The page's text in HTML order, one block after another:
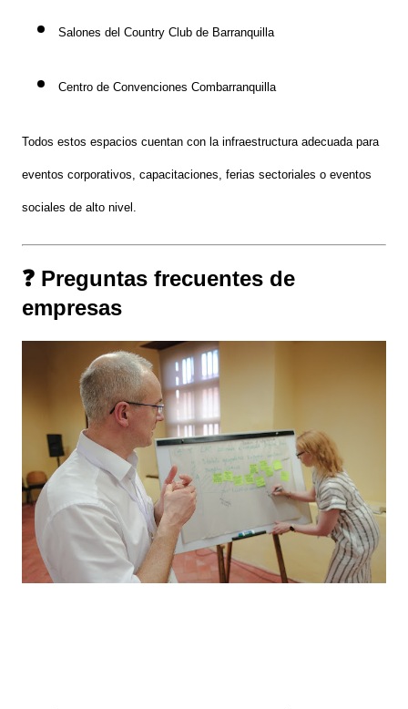
Salones del Country Club de Barranquilla
Centro de Convenciones Combarranquilla
Todos estos espacios cuentan con la infraestructura adecuada para
eventos corporativos, capacitaciones, ferias sectoriales o eventos
sociales de alto nivel .
❓ Preguntas frecuentes de
empresas